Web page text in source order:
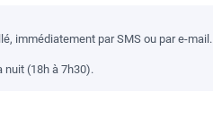
immédiatement par SMS ou par e-mail.
nuit (18h à 7h30).